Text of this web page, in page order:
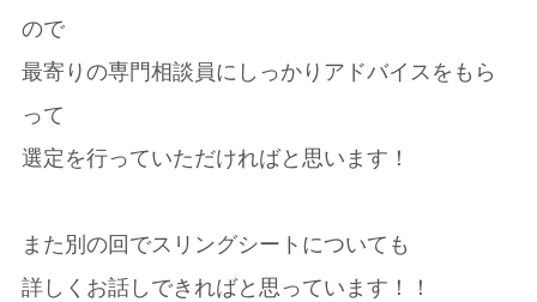
ので
最寄りの専門相談員にしっかりアドバイスをもら
って
選定を行っていただければと思います！
また別の回でスリングシートについても
詳しくお話しできればと思っています！！